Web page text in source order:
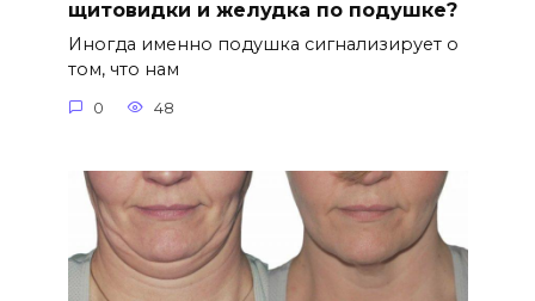
щитовидки и желудка по подушке?
Иногда именно подушка сигнализирует о
том, что нам
0 48